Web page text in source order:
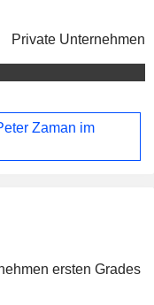
Private Unternehmen
Zaman im
ersten Grades